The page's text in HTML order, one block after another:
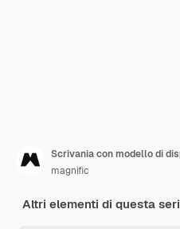
Scrivania con modello di
magnific
Altri elementi di questa